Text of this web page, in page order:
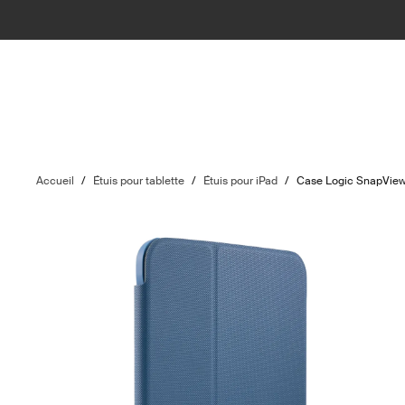
Accueil / Étuis pour tablette / Étuis pour iPad / Case Logic